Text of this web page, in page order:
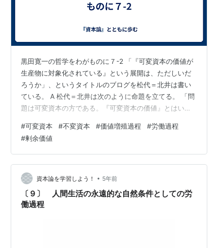
黒田寛一の哲学をわがものに７-2 「『可変資本の価値が
生産物に対象化されている』という展開は、ただしいだ
ろうか」、というタイトルのブログを松代＝北井は書い
ている。 A 松代＝北井は次のように命題を立てる。 「問
題は可変資本の方である。『可変資本の価値』とはいっ
が、可変資本という規定をうけとるのである。生きた労
働は価値の創造そのものである。」 それを根拠にして 可
変資本の価値ということは肯定し、「この価値は、生産
物に対象化される、というような関係をなさない」とい
う。 しかし、可変資本は「価値の創造そのものだ」とい
う理解だとしたらカテゴリーのあてはめ…
#可変資本 #不変資本 #価値増殖過程 #労働過程
#剰余価値
資本論を学習しよう！ • 5年前
〔９〕 人間生活の永遠的な自然条件としての労
働過程